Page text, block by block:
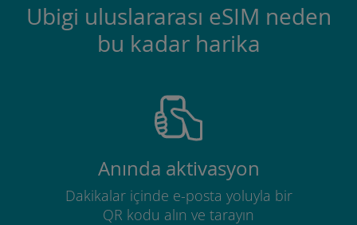
Ubigi uluslararası eSIM neden
bu kadar harika
Anında aktivasyon
Dakikalar içinde e-posta yoluyla bir
QR kodu alın ve tarayın